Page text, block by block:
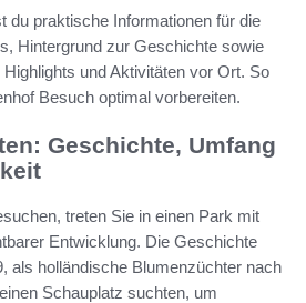
du praktische Informationen für die
Hintergrund zur Geschichte sowie
und Aktivitäten vor Ort. So
Besuch optimal vorbereiten.
Geschichte, Umfang
treten Sie in einen Park mit
Entwicklung. Die Geschichte
als holländische Blumenzüchter nach
Schauplatz suchten, um